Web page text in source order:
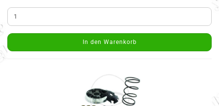
In den Warenkorb